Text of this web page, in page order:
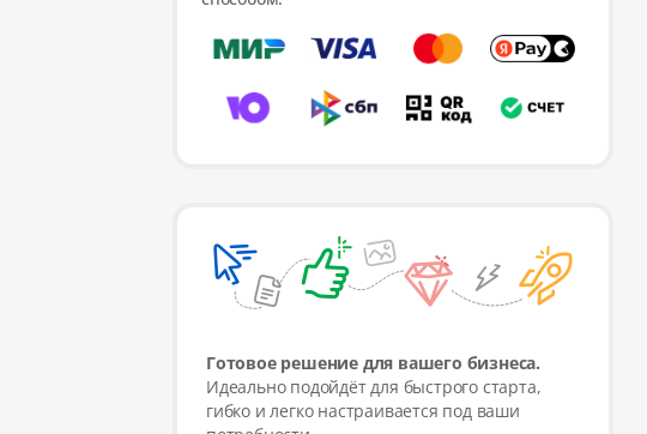
Готовое решение для вашего бизнеса.
Идеально подойдёт для быстрого старта,
гибко и легко настраивается под ваши